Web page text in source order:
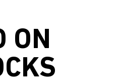
ON